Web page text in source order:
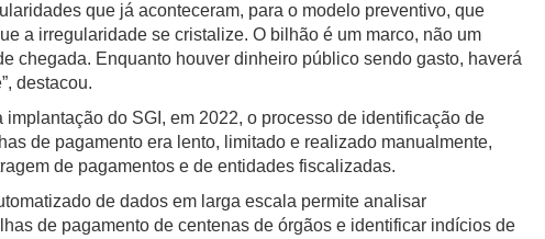
que já aconteceram, para o modelo preventivo, que
a irregularidade se cristalize. O bilhão é um marco, não um
chegada. Enquanto houver dinheiro público sendo gasto, haverá
destacou.
implantação do SGI, em 2022, o processo de identificação de
de pagamento era lento, limitado e realizado manualmente,
de pagamentos e de entidades fiscalizadas.
de dados em larga escala permite analisar
de pagamento de centenas de órgãos e identificar indícios de